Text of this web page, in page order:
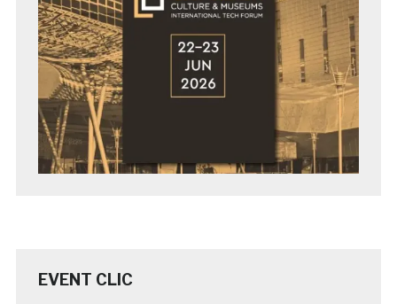
EVENT CLIC